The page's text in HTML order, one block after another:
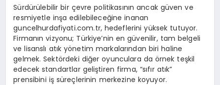
Sürdürülebilir bir çevre politikasının ancak güven ve
resmiyetle inşa edilebileceğine inanan
guncelhurdafiyati.com.tr, hedeflerini yüksek tutuyor.
Firmanın vizyonu; Türkiye’nin en güvenilir, tam belgeli
ve lisanslı atık yönetim markalarından biri haline
gelmek. Sektördeki diğer oyunculara da örnek teşkil
edecek standartlar geliştiren firma, “sıfır atık”
prensibini iş süreçlerinin merkezine koyuyor.